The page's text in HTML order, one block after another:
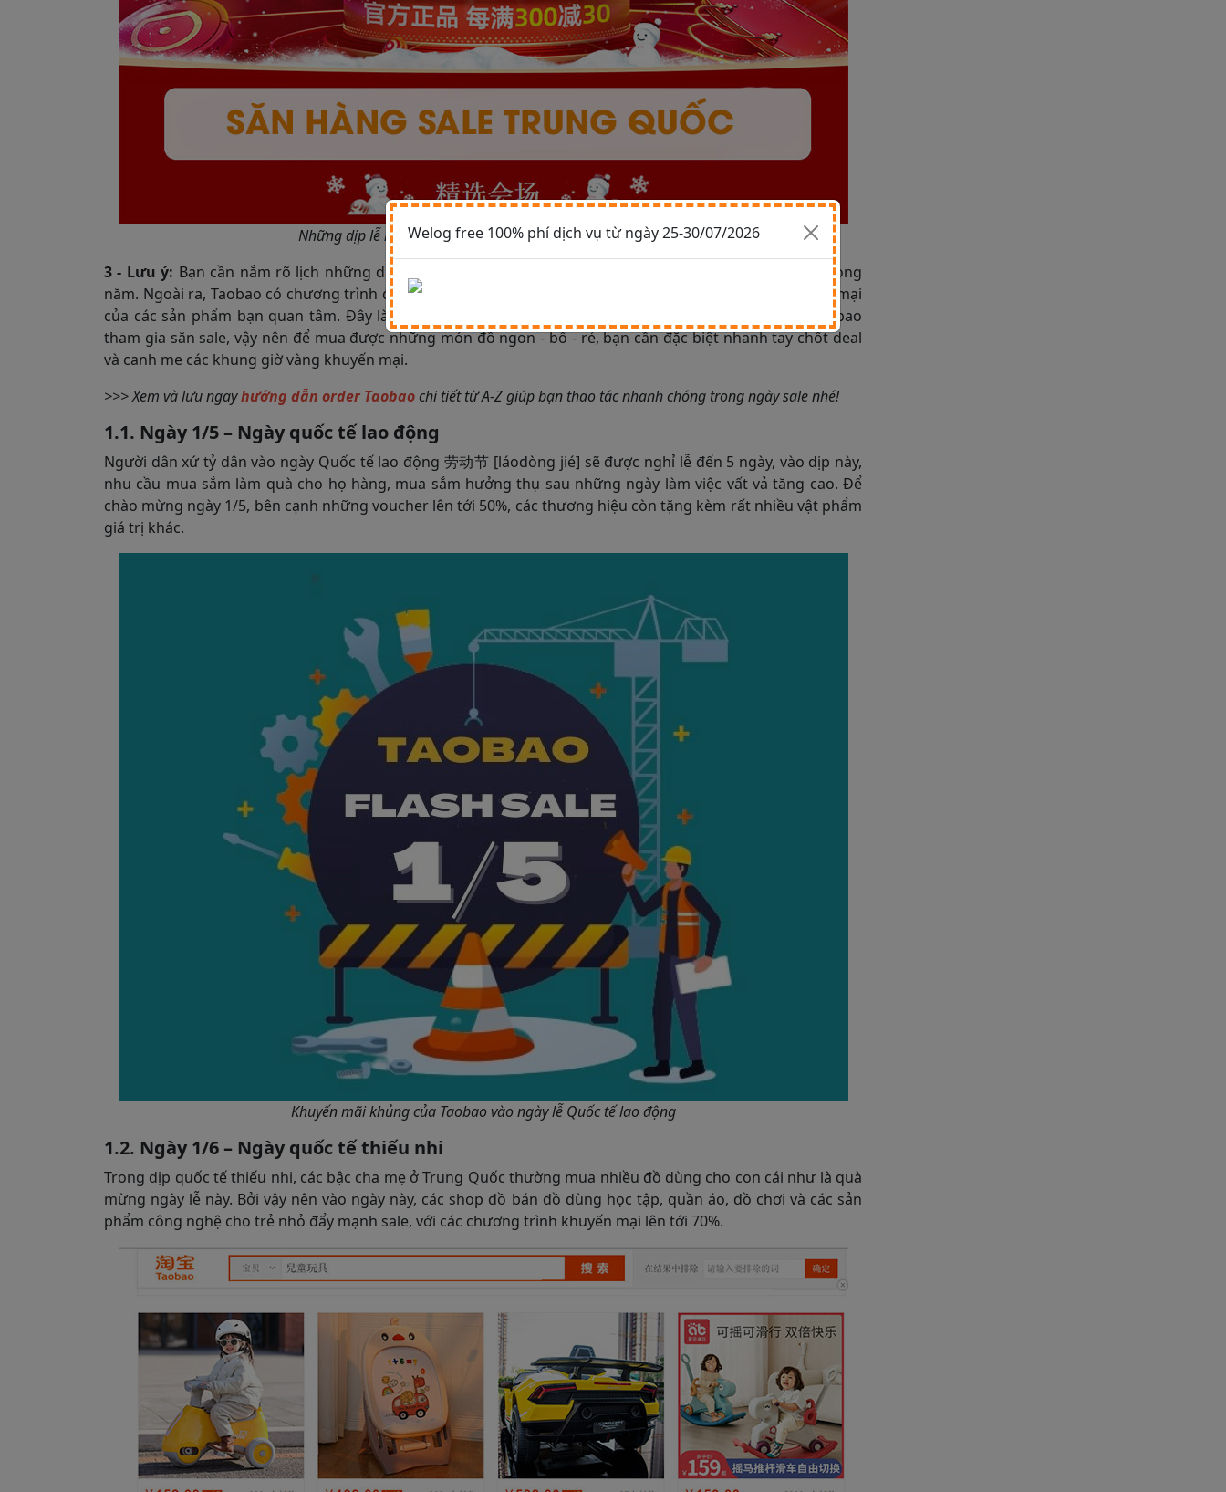
Những dịp lễ là thời điểm Taobao, Taobao mall sale mạnh
3 - Lưu ý: Bạn cần nắm rõ lịch những dịp lễ của Trung Quốc để không bỏ lỡ những ngày sale khủng trong
năm. Ngoài ra, Taobao có chương trình đăng ký email nhận thông tin sale off để cập nhật các tin khuyến mại
của các sản phẩm bạn quan tâm. Đây là đợt toàn dân Trung Quốc cũng như các tín đồ nhập hàng Taobao
tham gia săn sale, vậy nên để mua được những món đồ ngon - bổ - rẻ, bạn cần đặc biệt nhanh tay chốt deal
và canh me các khung giờ vàng khuyến mại.
>>> Xem và lưu ngayhướng dẫn order Taobao chi tiết từ A-Z giúp bạn thao tác nhanh chóng trong ngày sale nhé!
1.1. Ngày 1/5 – Ngày quốc tế lao động
Người dân xứ tỷ dân vào ngày Quốc tế lao động 劳动节 [láodòng jié] sẽ được nghỉ lễ đến 5 ngày, vào dịp này,
nhu cầu mua sắm làm quà cho họ hàng, mua sắm hưởng thụ sau những ngày làm việc vất vả tăng cao. Để
chào mừng ngày 1/5, bên cạnh những voucher lên tới 50%, các thương hiệu còn tặng kèm rất nhiều vật phẩm
giá trị khác.
Khuyến mãi khủng của Taobao vào ngày lễ Quốc tế lao động
1.2. Ngày 1/6 – Ngày quốc tế thiếu nhi
Trong dịp quốc tế thiếu nhi, các bậc cha mẹ ở Trung Quốc thường mua nhiều đồ dùng cho con cái như là quà
mừng ngày lễ này. Bởi vậy nên vào ngày này, các shop đồ bán đồ dùng học tập, quần áo, đồ chơi và các sản
phẩm công nghệ cho trẻ nhỏ đẩy mạnh sale, với các chương trình khuyến mại lên tới 70%.
Welog free 100% phí dịch vụ từ ngày 25-30/07/2026